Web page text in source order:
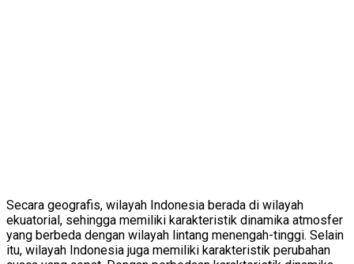
Secara geografis, wilayah Indonesia berada di wilayah
ekuatorial, sehingga memiliki karakteristik dinamika atmosfer
yang berbeda dengan wilayah lintang menengah-tinggi. Selain
itu, wilayah Indonesia juga memiliki karakteristik perubahan